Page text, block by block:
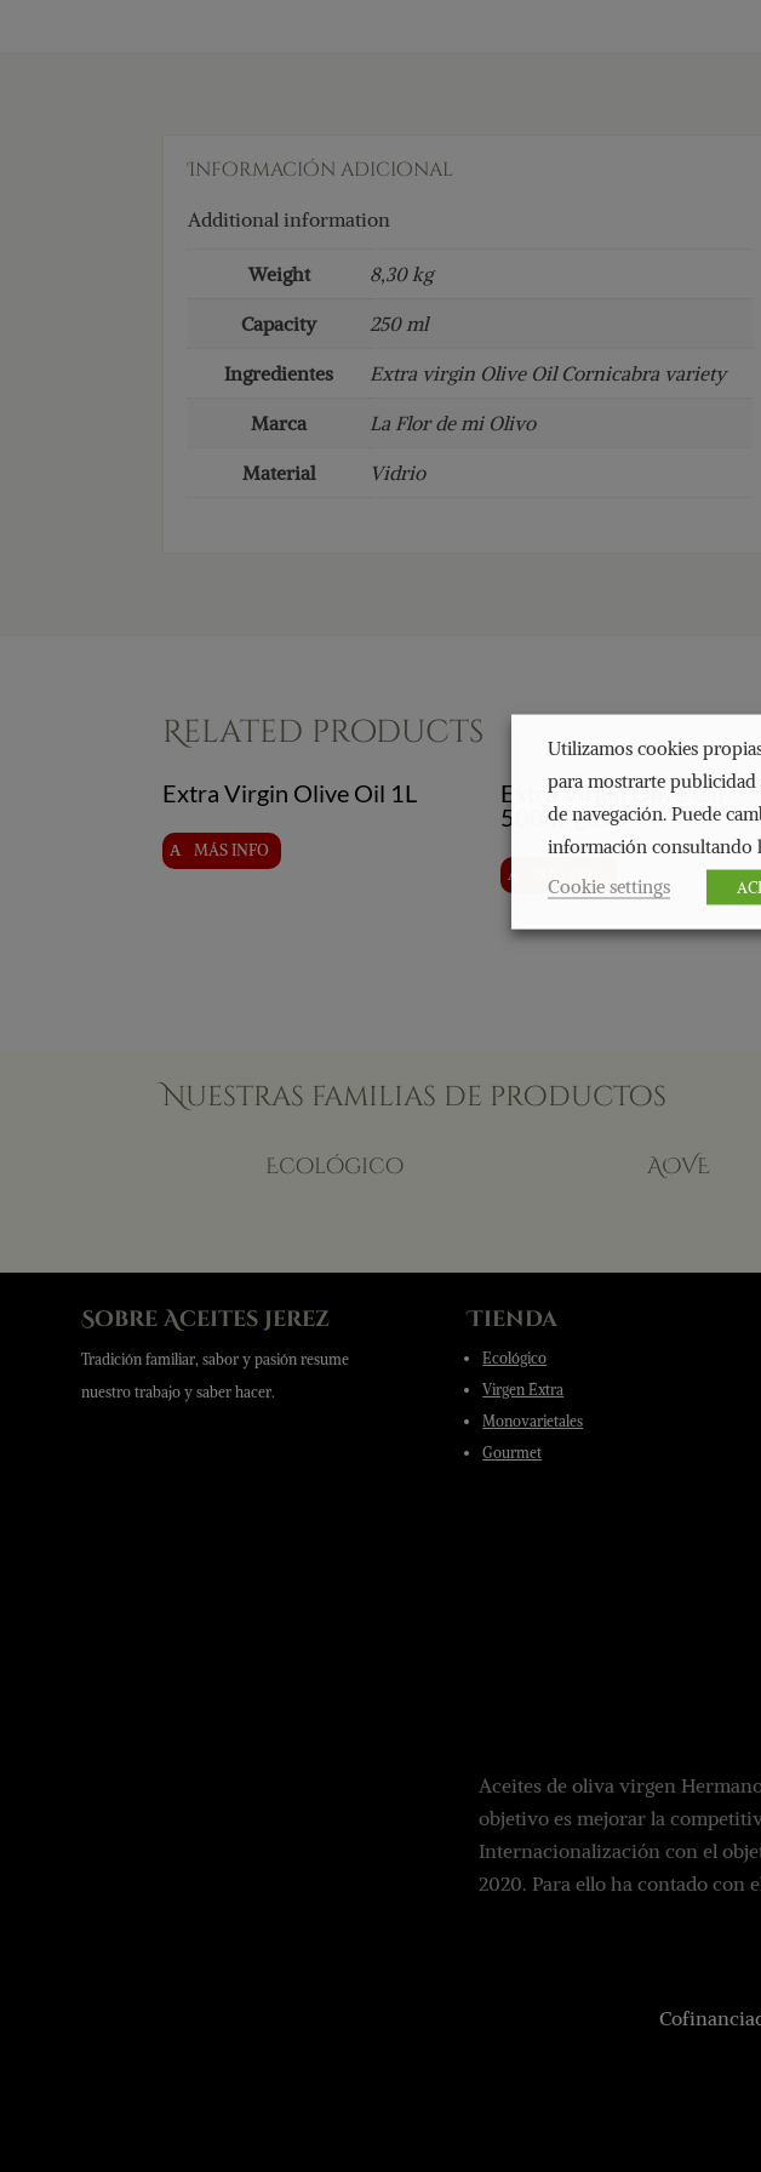
Información adicional
Additional information
Weight 8,30 kg
Capacity 250 ml
Ingredientes Extra virgin Olive Oil Cornicabra variety
Marca La Flor de mi Olivo
Material Vidrio
Related products
Extra Virgin Olive Oil 1L
MÁS INFO
Extra Virgin Olive Oil
500ml glass
MÁS INFO
Nuestras familias de productos
Ecológico AOVE
Sobre Aceites Jerez
Tradición familiar, sabor y pasión resume
nuestro trabajo y saber hacer.
Tienda
Ecológico
Virgen Éxtra
Monovarietales
Gourmet
Aceites de oliva virgen
objetivo es mejorar la
Internacionalización con el
2020. Para ello ha contado con
Utilizamos cookies
para mostrarte
de navegación. Puede
información consultando
Cookie settings